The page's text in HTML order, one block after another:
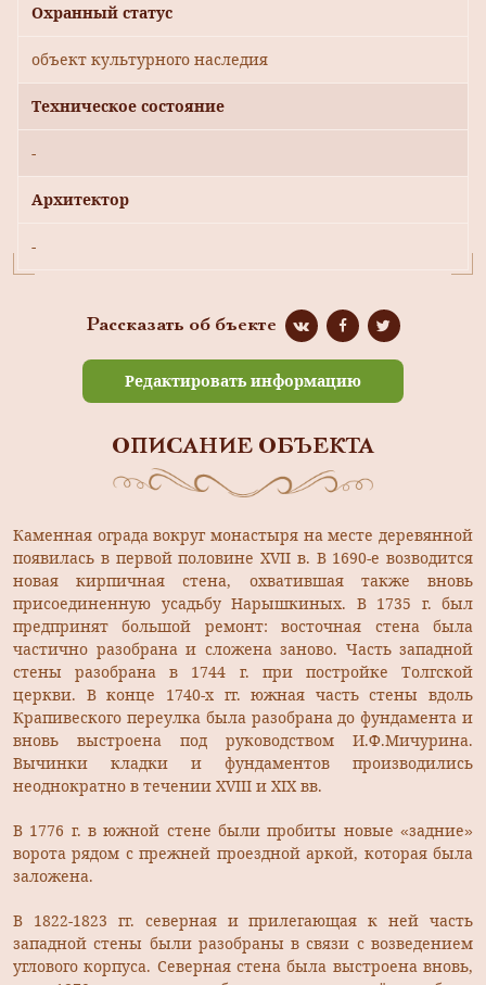
Охранный статус
объект культурного наследия
Техническое состояние
-
Архитектор
-
Рассказать об бъекте
Редактировать информацию
ОПИСАНИЕ ОБЪЕКТА
Каменная ограда вокруг монастыря на месте деревянной
появилась в первой половине XVII в. В 1690-е возводится
новая кирпичная стена, охватившая также вновь
присоединенную усадьбу Нарышкиных. В 1735 г. был
предпринят большой ремонт: восточная стена была
частично разобрана и сложена заново. Часть западной
стены разобрана в 1744 г. при постройке Толгской
церкви. В конце 1740-х гг. южная часть стены вдоль
Крапивеского переулка была разобрана до фундамента и
вновь выстроена под руководством И.Ф.Мичурина.
Вычинки кладки и фундаментов производились
неоднократно в течении XVIII и XIX вв.
В 1776 г. в южной стене были пробиты новые «задние»
ворота рядом с прежней проездной аркой, которая была
заложена.
В 1822-1823 гг. северная и прилегающая к ней часть
западной стены были разобраны в связи с возведением
углового корпуса. Северная стена была выстроена вновь,